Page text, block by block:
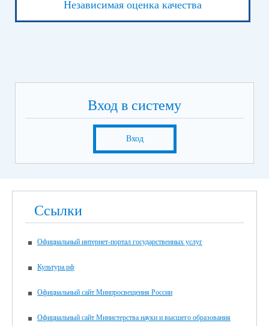
Независимая оценка качества
Вход в систему
Вход
Ссылки
Официальный интернет-портал государственных услуг
Культура.рф
Официальный сайт Минпросвещения России
Официальный сайт Министерства науки и высшего образования